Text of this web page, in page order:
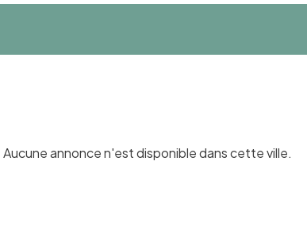
Aucune annonce n'est disponible dans cette ville.